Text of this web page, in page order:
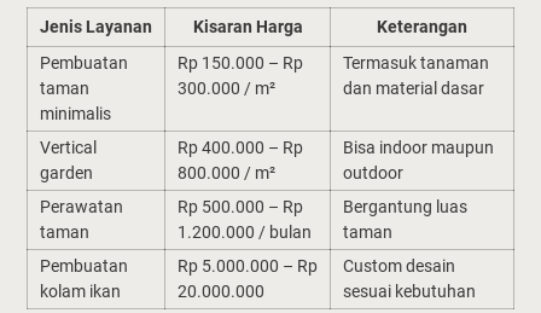
Jenis Layanan Kisaran Harga
Keterangan
Pembuatan
taman
minimalis
Rp 150.000 – Rp
300.000 / m²
Termasuk tanaman
dan material dasar
Vertical
garden
Rp 400.000 – Rp
800.000 / m²
Bisa indoor maupun
outdoor
Perawatan
taman
Rp 500.000 – Rp
1.200.000 / bulan
Bergantung luas
taman
Pembuatan
kolam ikan
Rp 5.000.000 – Rp
20.000.000
Custom desain
sesuai kebutuhan